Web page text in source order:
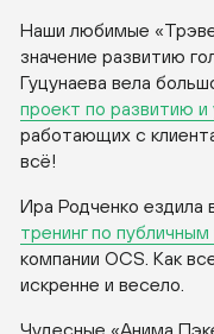
Наши любимые
значение развитию
Гуцунаева вела
проект по развитию
работающих с
всё!
Ира Родченко ездила
тренинг по
компании OCS. Как
искренне и весело.